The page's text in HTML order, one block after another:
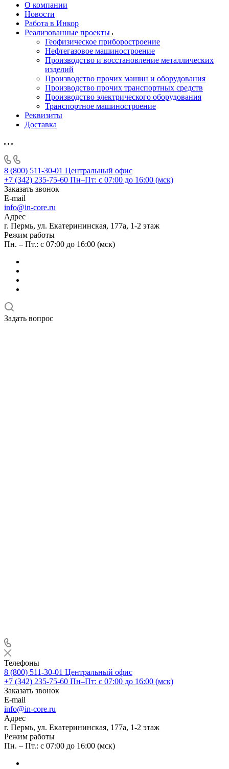
О компании
Новости
Работа в Инкор
Реализованные проекты
Геофизическое приборостроение
Нефтегазовое машиностроение
Производство и восстановление металлических
изделий
Производство прочих машин и оборудования
Производство прочих транспортных средств
Производство электрического оборудования
Транспортное машиностроение
Реквизиты
Доставка
8 (800) 511-30-01 Центральный офис
+7 (342) 235-75-60 Пн–Пт: с 07:00 до 16:00 (мск)
Заказать звонок
E-mail
info@in-core.ru
Адрес
г. Пермь, ул. ​Екатерининская, 177а, ​1-2 этаж
Режим работы
Пн. – Пт.: с 07:00 до 16:00 (мск)
Задать вопрос
Телефоны
8 (800) 511-30-01 Центральный офис
+7 (342) 235-75-60 Пн–Пт: с 07:00 до 16:00 (мск)
Заказать звонок
E-mail
info@in-core.ru
Адрес
г. Пермь, ул. ​Екатерининская, 177а, ​1-2 этаж
Режим работы
Пн. – Пт.: с 07:00 до 16:00 (мск)